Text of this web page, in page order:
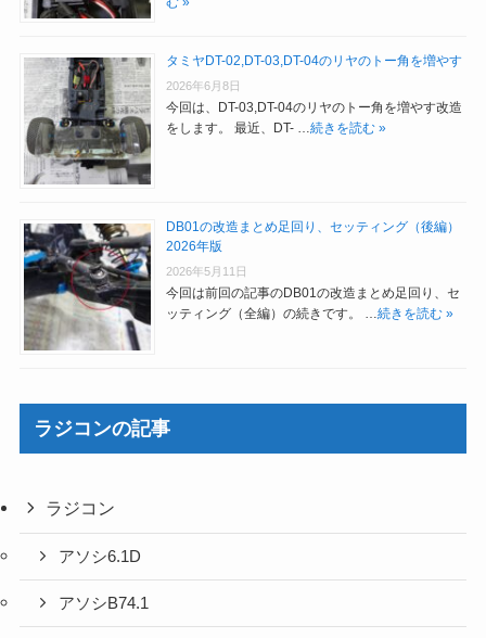
タミヤDT-02,DT-03,DT-04のリヤのトー角を増やす
2026年6月8日
今回は、DT-03,DT-04のリヤのトー角を増やす改造
をします。 最近、DT- …続きを読む »
DB01の改造まとめ足回り、セッティング（後編）
2026年版
2026年5月11日
今回は前回の記事のDB01の改造まとめ足回り、セ
ッティング（全編）の続きです。 …続きを読む »
ラジコンの記事
ラジコン
アソシ6.1D
アソシB74.1